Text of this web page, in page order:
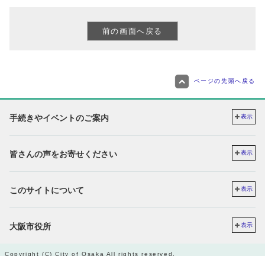
ページの先頭へ戻る
手続きやイベントのご案内 表示
皆さんの声をお寄せください 表示
このサイトについて 表示
大阪市役所 表示
Copyright (C) City of Osaka All rights reserved.